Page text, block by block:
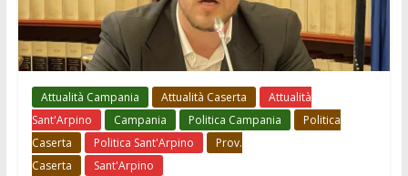
Attualità Campania Attualità Caserta
Attualità
Sant'Arpino
Campania Politica Campania
Politica
Caserta
Politica Sant'Arpino
Prov.
Caserta
Sant'Arpino